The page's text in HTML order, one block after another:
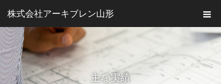
株式会社アーキブレン山形
主な実績